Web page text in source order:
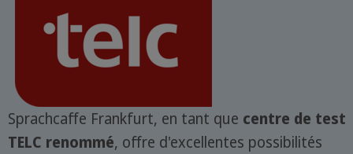
Sprachcaffe Frankfurt, en tant que centre de test
TELC renommé, offre d'excellentes possibilités